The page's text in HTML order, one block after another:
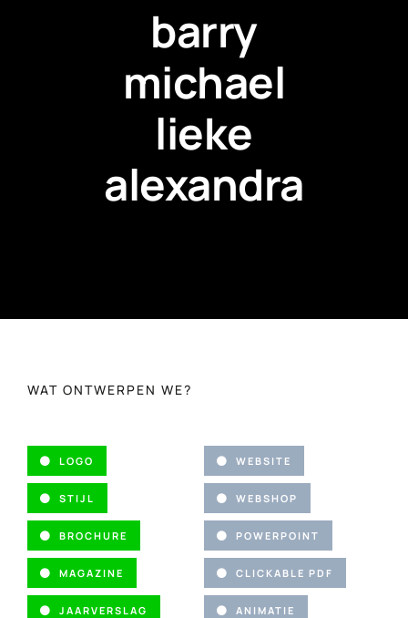
barry
michael
lieke
alexandra
WAT ONTWERPEN WE?
LOGO
STIJL
BROCHURE
MAGAZINE
JAARVERSLAG
WEBSITE
WEBSHOP
POWERPOINT
CLICKABLE PDF
ANIMATIE